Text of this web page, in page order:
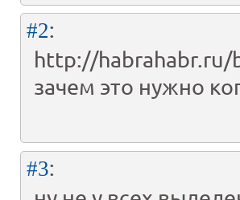
#2:
http://habrahabr.ru/
зачем это нужно
#3: